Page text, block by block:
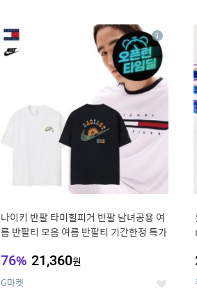
15
나이키 반팔 타미힐피거 반팔 남녀공용 여
름 반팔티 모음 여름 반팔티 기간한정 특가
76% 21,360원
G마켓 좋
상
세